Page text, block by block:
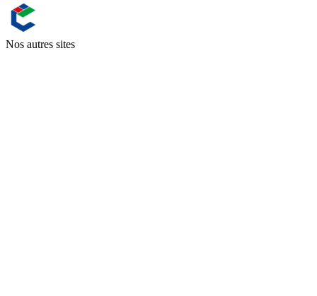
Nos autres sites